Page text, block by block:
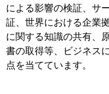
による影響の検証、サ
証、世界における企業
に関する知識の共有、
書の取得等、ビジネス
点を当てています。